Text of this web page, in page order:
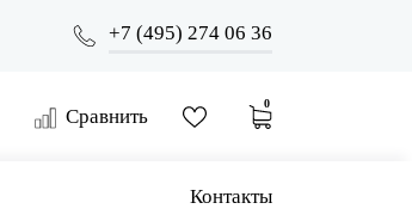
+7 (495) 274 06 36
Сравнить
0
Контакты